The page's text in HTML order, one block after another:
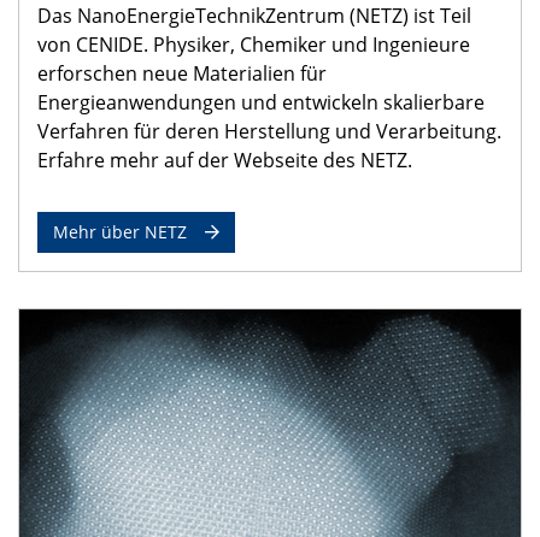
Das NanoEnergieTechnikZentrum (NETZ) ist Teil
von CENIDE. Physiker, Chemiker und Ingenieure
erforschen neue Materialien für
Energieanwendungen und entwickeln skalierbare
Verfahren für deren Herstellung und Verarbeitung.
Erfahre mehr auf der Webseite des NETZ.
Mehr über NETZ